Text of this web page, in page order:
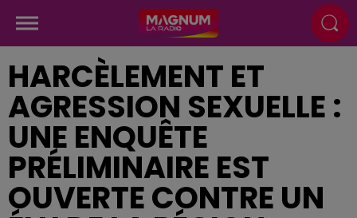
HARCÈLEMENT ET
AGRESSION SEXUELLE :
UNE ENQUÊTE
PRÉLIMINAIRE EST
OUVERTE CONTRE UN